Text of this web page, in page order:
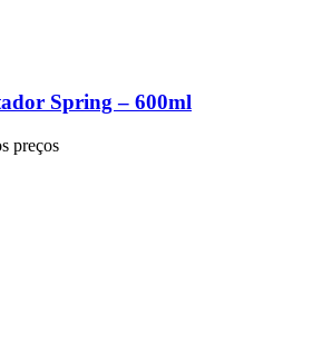
Spring – 600ml
preços